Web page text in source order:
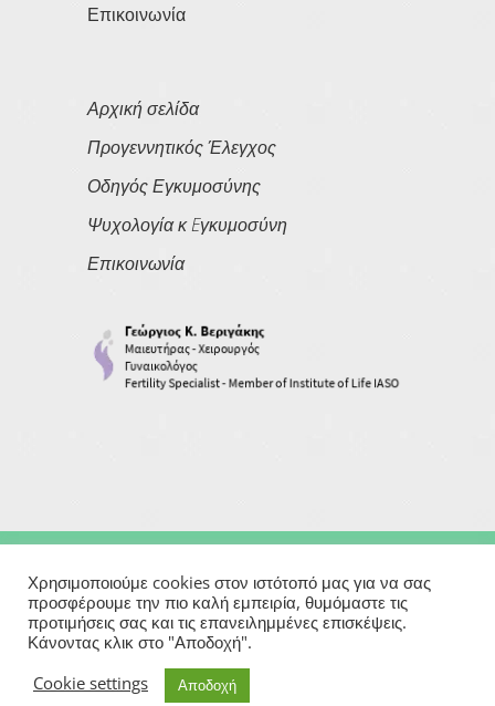
Επικοινωνία
Αρχική σελίδα
Προγεννητικός Έλεγχος
Οδηγός Εγκυμοσύνης
Ψυχολογία κ Eγκυμοσύνη
Επικοινωνία
Copyright © 2026Georgios Verigakis| All Rights Reserved
Powered By
Μαιευτήρας | Γυναικολόγος | Χειρουργός | Εξωσωματική
Χρησιμοποιούμε cookies στον ιστότοπό μας για να σας
προσφέρουμε την πιο καλή εμπειρία, θυμόμαστε τις
προτιμήσεις σας και τις επανειλημμένες επισκέψεις.
Κάνοντας κλικ στο "Αποδοχή".
Cookie settings
Αποδοχή